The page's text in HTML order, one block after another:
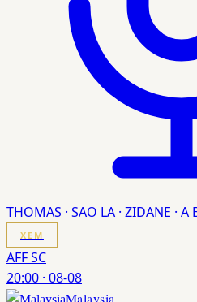
THOMAS · SAO LA · ZIDANE · A
XEM
AFF SC
20:00 · 08-08
Malaysia